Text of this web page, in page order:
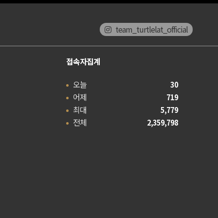
team_turtlelat_official
접속자집계
오늘
30
어제 719
최대 5,779
전체 2,359,798